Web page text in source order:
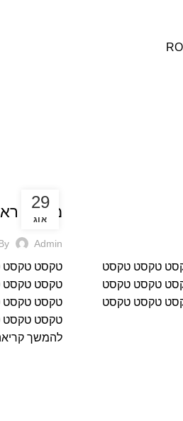
טקסט טקסט
טקסט טקסט
טקסט טקסט
29
אוג
מאמר
Admin
טקסט טקסט
טקסט טקסט
טקסט טקסט
טקסט טקסט
להמשך